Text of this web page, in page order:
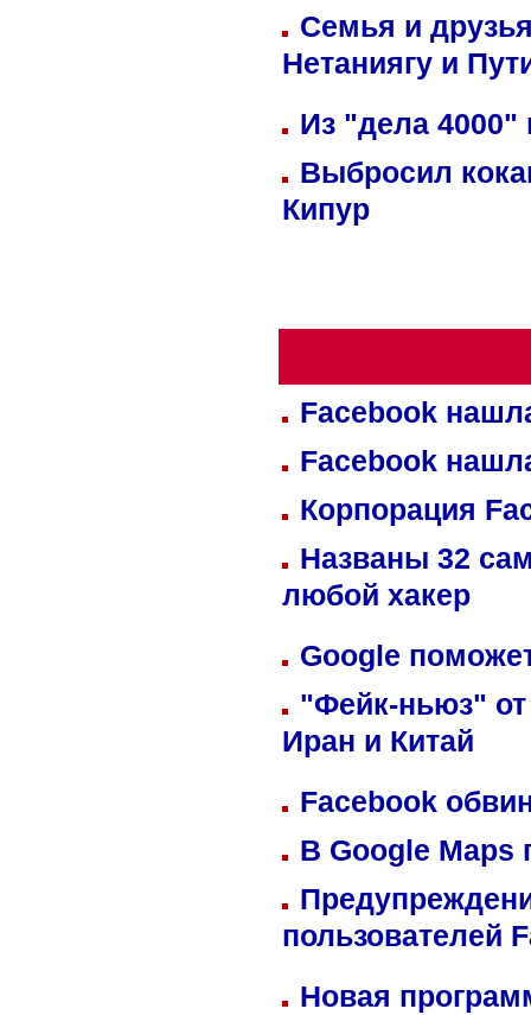
Семья и
Нетаниягу и
Из "дела 4000"
Выбросил
Кипур
Facebook
Facebook
Корпорация
Названы 32
любой хакер
Google
"Фейк-ньюз" от
Иран и Китай
Facebook
В Google Maps
пользователей
Новая